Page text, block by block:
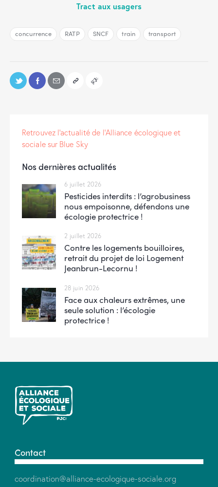
Tract aux usagers
concurrence RATP SNCF train transport
Retrouvez l'actualité de l'Alliance écologique et
sociale sur Blue Sky
Nos dernières actualités
6 juillet 2026
Pesticides interdits : l’agrobusiness
nous empoisonne, défendons une
écologie protectrice !
2 juillet 2026
Contre les logements bouilloires,
retrait du projet de loi Logement
Jeanbrun-Lecornu !
28 juin 2026
Face aux chaleurs extrêmes, une
seule solution : l’écologie
protectrice !
Contact
coordination@alliance-ecologique-sociale.org